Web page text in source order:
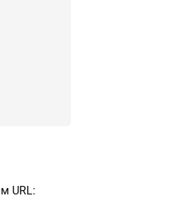
URL: